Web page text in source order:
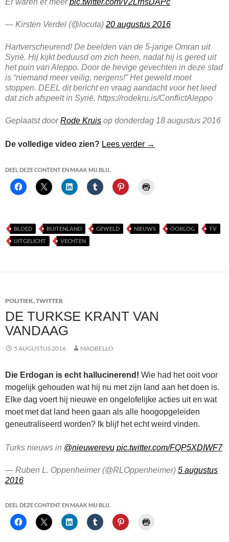
Er waren er meerpic.twitter.com/V2LrnsDAPc
— Kirsten Verdel (@locuta) 20 augustus 2016
Hartverscheurend! De beelden van de 5-jarige Omran uit
Syrië. Hij kijkt beduusd om zich heen, nadat hij is gered uit
het puin van Aleppo. Door de hevige gevechten in deze stad
is “niemand meer veilig, nergens!” Het geweld moet
stoppen. DEEL dit bericht en vraag aandacht voor het leed
dat zich afspeelt in Syrië. https://rodekru.is/ConflictAleppo
Geplaatst doorRode Kruis op donderdag 18 augustus 2016
De volledige video zien? Lees verder Omran Daqneesh
→
DEEL DEZE CONTENT EN MAAK MIJ BLIJ.
BLOED BUITENLAND GEWELD NIEUWS OORLOG
TV
UITGELICHT
VECHTEN
POLITIEK,TWITTER
DE TURKSE KRANT VAN
VANDAAG
5 AUGUSTUS 2016 MADBELLO
Die Erdogan is echt hallucinerend! Wie had het ooit voor
mogelijk gehouden wat hij nu met zijn land aan het doen is.
Elke dag voert hij nieuwe en ongelofelijke acties uit en wat
moet met dat land heen gaan als alle hoogopgeleiden
geneutraliseerd worden? Ik blijf het echt weird vinden.
Turks nieuws in @nieuwerevu pic.twitter.com/FQP5XDIWF7
— Ruben L. Oppenheimer (@RLOppenheimer) 5 augustus
2016
DEEL DEZE CONTENT EN MAAK MIJ BLIJ.